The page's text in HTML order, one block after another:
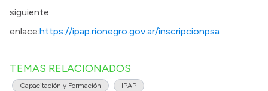
siguiente
enlace:https://ipap.rionegro.gov.ar/inscripcionpsa
TEMAS RELACIONADOS
Capacitación y Formación IPAP